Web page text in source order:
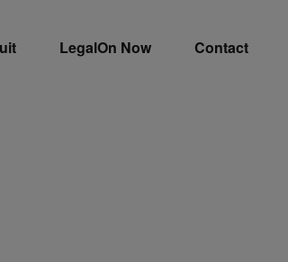
LegalOn Now Contact